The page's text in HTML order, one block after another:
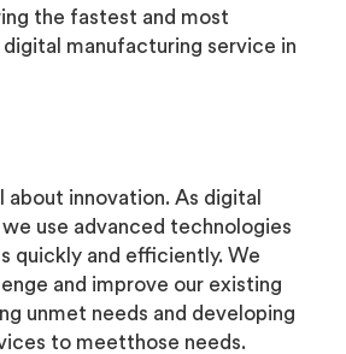
the fastest and most
manufacturing service in
about innovation. As digital
use advanced technologies
quickly and efficiently. We
and improve our existing
unmet needs and developing
to meetthose needs.